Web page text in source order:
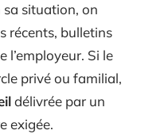
sa situation, on
récents, bulletins
l’employeur. Si le
privé ou familial,
délivrée par un
exigée.